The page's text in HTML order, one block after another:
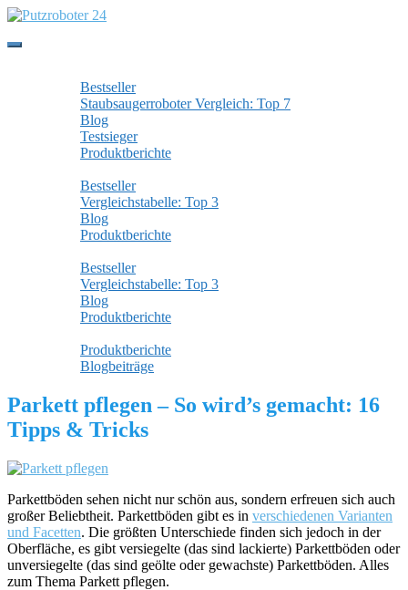
Skip
main
Toggle
Bestseller
Staubsaugerroboter Vergleich: Top 7
Blog
Testsieger
Produktberichte
Bestseller
Vergleichstabelle: Top 3
Blog
Produktberichte
Bestseller
Vergleichstabelle: Top 3
Blog
Produktberichte
Produktberichte
Blogbeiträge
Parkett pflegen – So wird’s gemacht: 16
Tipps & Tricks
Parkettböden sehen nicht nur schön aus, sondern erfreuen sich auch
großer Beliebtheit. Parkettböden gibt es in verschiedenen Varianten
und Facetten. Die größten Unterschiede finden sich jedoch in der
Oberfläche, es gibt versiegelte (das sind lackierte) Parkettböden oder
unversiegelte (das sind geölte oder gewachste) Parkettböden. Alles
zum Thema Parkett pflegen.